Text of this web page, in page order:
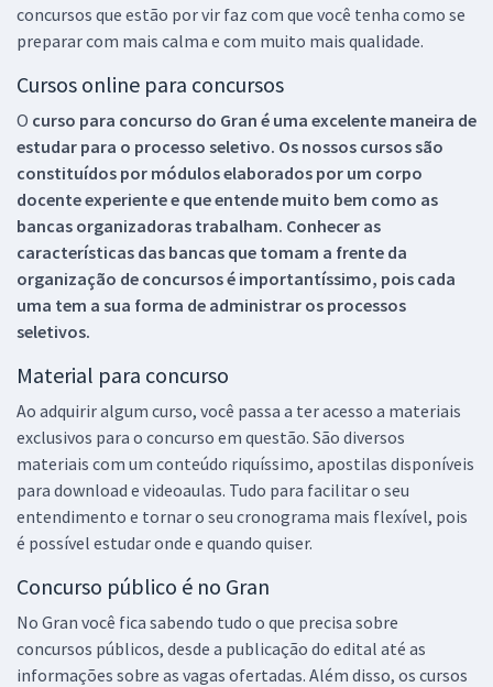
concursos que estão por vir faz com que você tenha como se
preparar com mais calma e com muito mais qualidade.
Cursos online para concursos
O curso para concurso do Gran é uma excelente maneira de
estudar para o processo seletivo. Os nossos cursos são
constituídos por módulos elaborados por um corpo
docente experiente e que entende muito bem como as
bancas organizadoras trabalham. Conhecer as
características das bancas que tomam a frente da
organização de concursos é importantíssimo, pois cada
uma tem a sua forma de administrar os processos
seletivos.
Material para concurso
Ao adquirir algum curso, você passa a ter acesso a materiais
exclusivos para o concurso em questão. São diversos
materiais com um conteúdo riquíssimo, apostilas disponíveis
para download e videoaulas. Tudo para facilitar o seu
entendimento e tornar o seu cronograma mais flexível, pois
é possível estudar onde e quando quiser.
Concurso público é no Gran
No Gran você fica sabendo tudo o que precisa sobre
concursos públicos, desde a publicação do edital até as
informações sobre as vagas ofertadas. Além disso, os cursos